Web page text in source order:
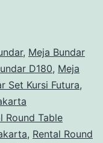
, Meja Bundar
D180, Meja
Set Kursi Futura,
Round Table
, Rental Round